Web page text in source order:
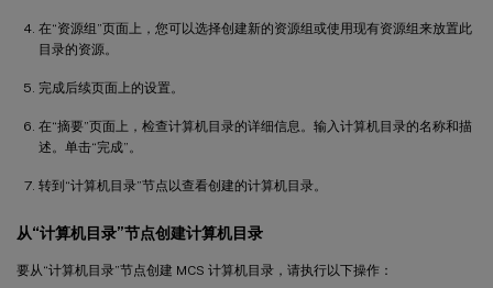
在“资源组”页面上，您可以选择创建新的资源组或使用现有资源组来放置此
目录的资源。
完成后续页面上的设置。
在“摘要”页面上，检查计算机目录的详细信息。输入计算机目录的名称和描
述。单击“完成”。
转到“计算机目录”节点以查看创建的计算机目录。
从“计算机目录”节点创建计算机目录
要从“计算机目录”节点创建 MCS 计算机目录，请执行以下操作：